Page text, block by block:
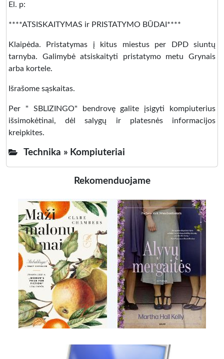
El. p:
****ATSISKAITYMAS ir PRISTATYMO BŪDAI****
Klaipėda. Pristatymas į kitus miestus per DPD siuntų
tarnyba. Galimybė atsiskaityti pristatymo metu Grynais
arba kortele.
Išrašome sąskaitas.
Per " SBLIZINGO" bendrovę galite įsigyti kompiuterius
išsimokėtinai, dėl salygų ir platesnės informacijos
kreipkites.
Technika » Kompiuteriai
Rekomenduojame